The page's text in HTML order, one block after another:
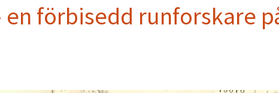
en förbisedd runforskare